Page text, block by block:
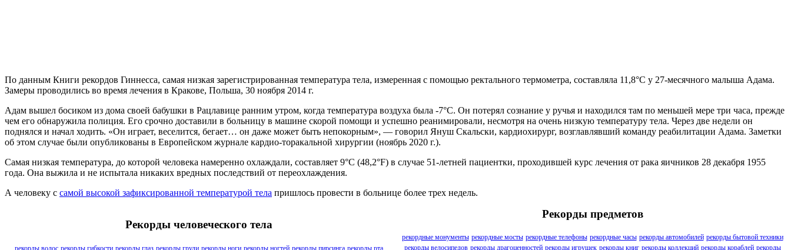
По данным Книги рекордов Гиннесса, самая низкая зарегистрированная температура тела, измеренная с помощью ректального термометра, составляла 11,8°C у 27-месячного малыша Адама.
Замеры проводились во время лечения в Кракове, Польша, 30 ноября 2014 г.
Адам вышел босиком из дома своей бабушки в Рацлавице ранним утром, когда температура воздуха была -7°C. Он потерял сознание у ручья и находился там по меньшей мере три часа, прежде
чем его обнаружила полиция. Его срочно доставили в больницу в машине скорой помощи и успешно реанимировали, несмотря на очень низкую температуру тела. Через две недели он
поднялся и начал ходить. «Он играет, веселится, бегает… он даже может быть непокорным», — говорил Януш Скальски, кардиохирург, возглавлявший команду реабилитации Адама. Заметки
об этом случае были опубликованы в Европейском журнале кардио-торакальной хирургии (ноябрь 2020 г.).
Самая низкая температура, до которой человека намеренно охлаждали, составляет 9°C (48,2°F) в случае 51-летней пациентки, проходившей курс лечения от рака яичников 28 декабря 1955
года. Она выжила и не испытала никаких вредных последствий от переохлаждения.
А человеку с самой высокой зафиксированной температурой тела пришлось провести в больнице более трех недель.
Рекорды человеческого тела
рекорды волос рекорды гибкости рекорды глаз рекорды груди рекорды ноги рекорды ногтей рекорды пирсинга рекорды рта
Рекорды предметов
рекордные монументы рекордные мосты рекордные телефоны рекордные часы рекорды автомобилей рекорды бытовой техники
рекорды велосипедов рекорды драгоценностей рекорды игрушек рекорды книг рекорды коллекций рекорды кораблей рекорды